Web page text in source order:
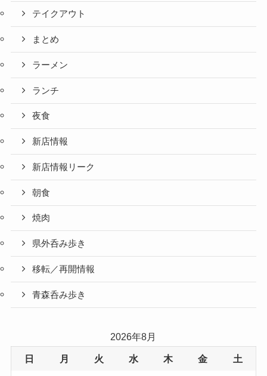
テイクアウト
まとめ
ラーメン
ランチ
夜食
新店情報
新店情報リーク
朝食
焼肉
県外呑み歩き
移転／再開情報
青森呑み歩き
2026年8月
日 月 火 水 木 金 土